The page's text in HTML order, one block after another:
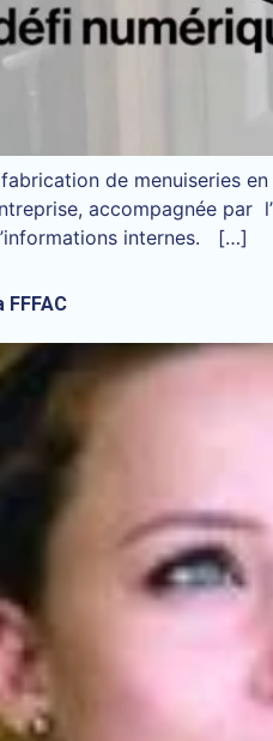
de menuiseries
accompagnée par
internes. […]